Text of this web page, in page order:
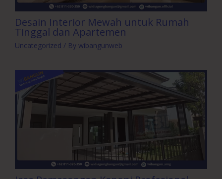
Desain Interior Mewah untuk Rumah
Tinggal dan Apartemen
Uncategorized / By wibangunweb